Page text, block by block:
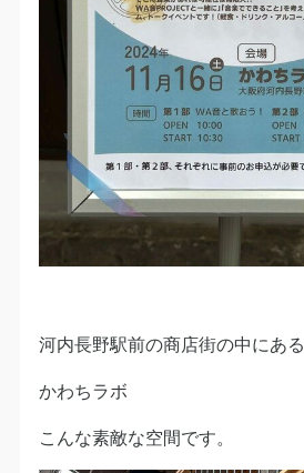
河内長野駅前の商店街の中にある
かわちラボ
こんな素敵な空間です。